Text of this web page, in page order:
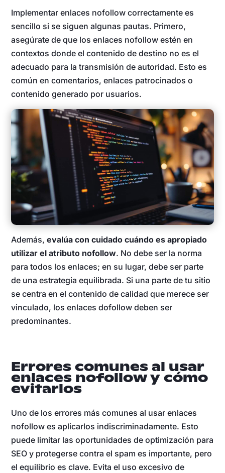
Implementar enlaces nofollow correctamente es
sencillo si se siguen algunas pautas. Primero,
asegúrate de que los enlaces nofollow estén en
contextos donde el contenido de destino no es el
adecuado para la transmisión de autoridad. Esto es
común en comentarios, enlaces patrocinados o
contenido generado por usuarios.
Además,evalúa con cuidado cuándo es apropiado
utilizar el atributo nofollow. No debe ser la norma
para todos los enlaces; en su lugar, debe ser parte
de una estrategia equilibrada. Si una parte de tu sitio
se centra en el contenido de calidad que merece ser
vinculado, los enlaces dofollow deben ser
predominantes.
Errores comunes al usar
enlaces nofollow y cómo
evitarlos
Uno de los errores más comunes al usar enlaces
nofollow es aplicarlos indiscriminadamente. Esto
puede limitar las oportunidades de optimización para
SEO y protegerse contra el spam es importante, pero
el equilibrio es clave. Evita el uso excesivo de